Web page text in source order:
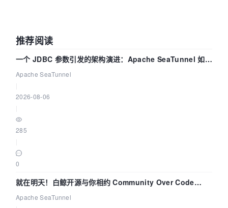
推荐阅读
一个 JDBC 参数引发的架构演进：Apache SeaTunnel 如何
解决数据同步中的“定时 Flush”难题
Apache SeaTunnel
2026-08-06
285
0
就在明天！白鲸开源与你相约 Community Over Code
Asia 2026 主题演讲！
Apache SeaTunnel